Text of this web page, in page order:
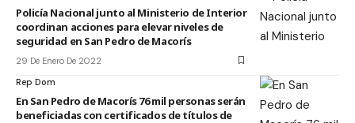
Policía Nacional junto al Ministerio de Interior
coordinan acciones para elevar niveles de
seguridad en San Pedro de Macorís
29 De Enero De 2022
Rep Dom
En San Pedro de Macorís 76 mil personas serán
beneficiadas con certificados de títulos de